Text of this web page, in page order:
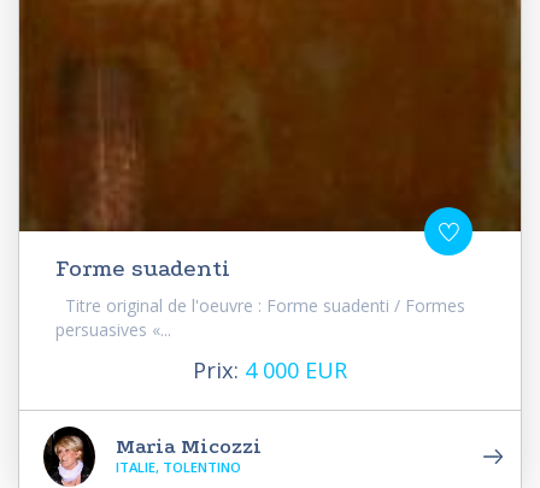
Forme suadenti
Titre original de l'oeuvre : Forme suadenti / Formes
persuasives «...
Prix: 4 000 EUR
Maria Micozzi
ITALIE, TOLENTINO